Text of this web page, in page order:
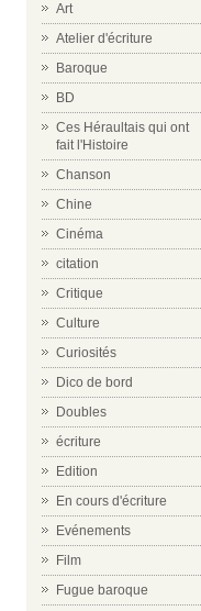
Art
Atelier d'écriture
Baroque
BD
Ces Héraultais qui ont
fait l'Histoire
Chanson
Chine
Cinéma
citation
Critique
Culture
Curiosités
Dico de bord
Doubles
écriture
Edition
En cours d'écriture
Evénements
Film
Fugue baroque